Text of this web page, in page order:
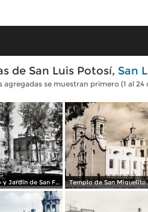
de San Luis Potosí, San
se muestran primero (1 al 24
Templo y Jardin de San Francisco. Templo de San Miguelito.